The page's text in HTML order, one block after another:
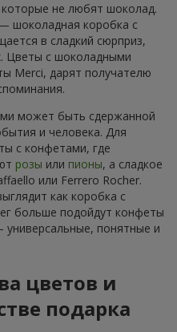
не любят шоколад.
шоколадная коробка с
в сладкий сюрприз,
Цветы с шоколадными
Merci, дарят получателю
может быть сдержанной
и человека. Для
с конфетами, где
розы или пионы, а сладкое
или Ferrero Rocher.
как коробка с
больше подойдут конфеты
понятные и
цветов и
подарка